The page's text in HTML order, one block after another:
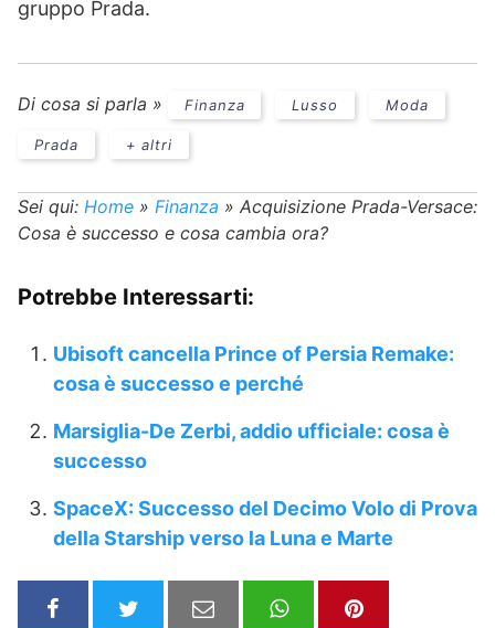
gruppo Prada.
Di cosa si parla » Finanza Lusso Moda
Prada + altri
Sei qui: Home » Finanza » Acquisizione Prada-Versace:
Cosa è successo e cosa cambia ora?
Potrebbe Interessarti:
Ubisoft cancella Prince of Persia Remake:
cosa è successo e perché
Marsiglia-De Zerbi, addio ufficiale: cosa è
successo
SpaceX: Successo del Decimo Volo di Prova
della Starship verso la Luna e Marte